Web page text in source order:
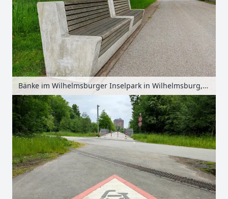
Bänke im Wilhelmsburger Inselpark in Wilhelmsburg, Hamburg, Deutschland